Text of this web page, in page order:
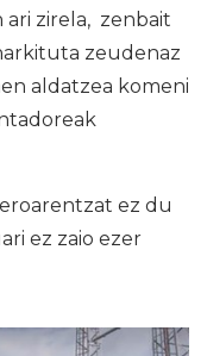
zirela, zenbait
zeudenaz
aldatzea komeni
ez du
ez zaio ezer